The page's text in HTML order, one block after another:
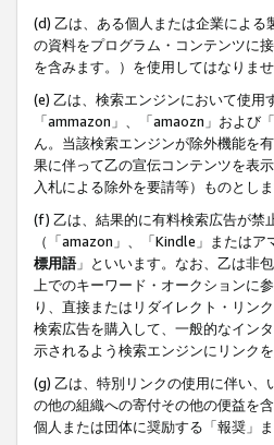
(d) 乙は、ある個人または企業によ
の資料をプログラム・コンテンツに
を含みます。）を使用してはなりま
(e) 乙は、検索エンジンにおいて使用
「ammazon」、「amaozn」および
ん。当該検索エンジンが除外機能を
果に伴って乙の宣伝コンテンツを表
入札による除外を要請等）ものとしま
(f) 乙は、結果的に有料検索広告が禁
（「amazon」、「Kindle」または
標用語」といいます。なお、乙は非
上でのキーワード・オークションに
り、直接またはリダイレクト・リン
検索広告を購入して、一般的なイン
示されるよう検索エンジンにリンク
(g) 乙は、特別リンクの使用に伴い
の他の組織への寄付その他の便益を
個人または団体に奨励する「報奨」